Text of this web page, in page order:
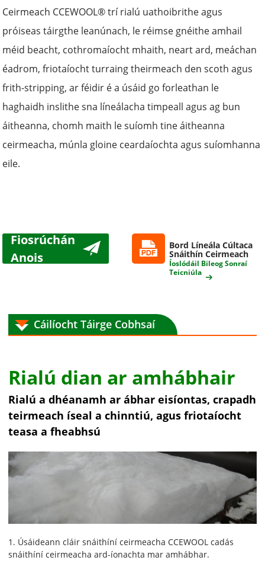
Ceirmeach CCEWOOL® trí rialú uathoibrithe agus
próiseas táirgthe leanúnach, le réimse gnéithe amhail
méid beacht, cothromaíocht mhaith, neart ard, meáchan
éadrom, friotaíocht turraing theirmeach den scoth agus
frith-stripping, ar féidir é a úsáid go forleathan le
haghaidh inslithe sna líneálacha timpeall agus ag bun
áitheanna, chomh maith le suíomh tine áitheanna
ceirmeacha, múnla gloine ceardaíochta agus suíomhanna
eile.
Fiosrúchán
Anois
Bord Líneála Cúltaca
Snáithín Ceirmeach
Íoslódáil Bileog Sonraí
Teicniúla
Cáilíocht Táirge Cobhsaí
Rialú dian ar amhábhair
Rialú a dhéanamh ar ábhar eisíontas, crapadh
teirmeach íseal a chinntiú, agus friotaíocht
teasa a fheabhsú
1. Úsáideann cláir snáithíní ceirmeacha CCEWOOL cadás
snáithíní ceirmeacha ard-íonachta mar amhábhar.